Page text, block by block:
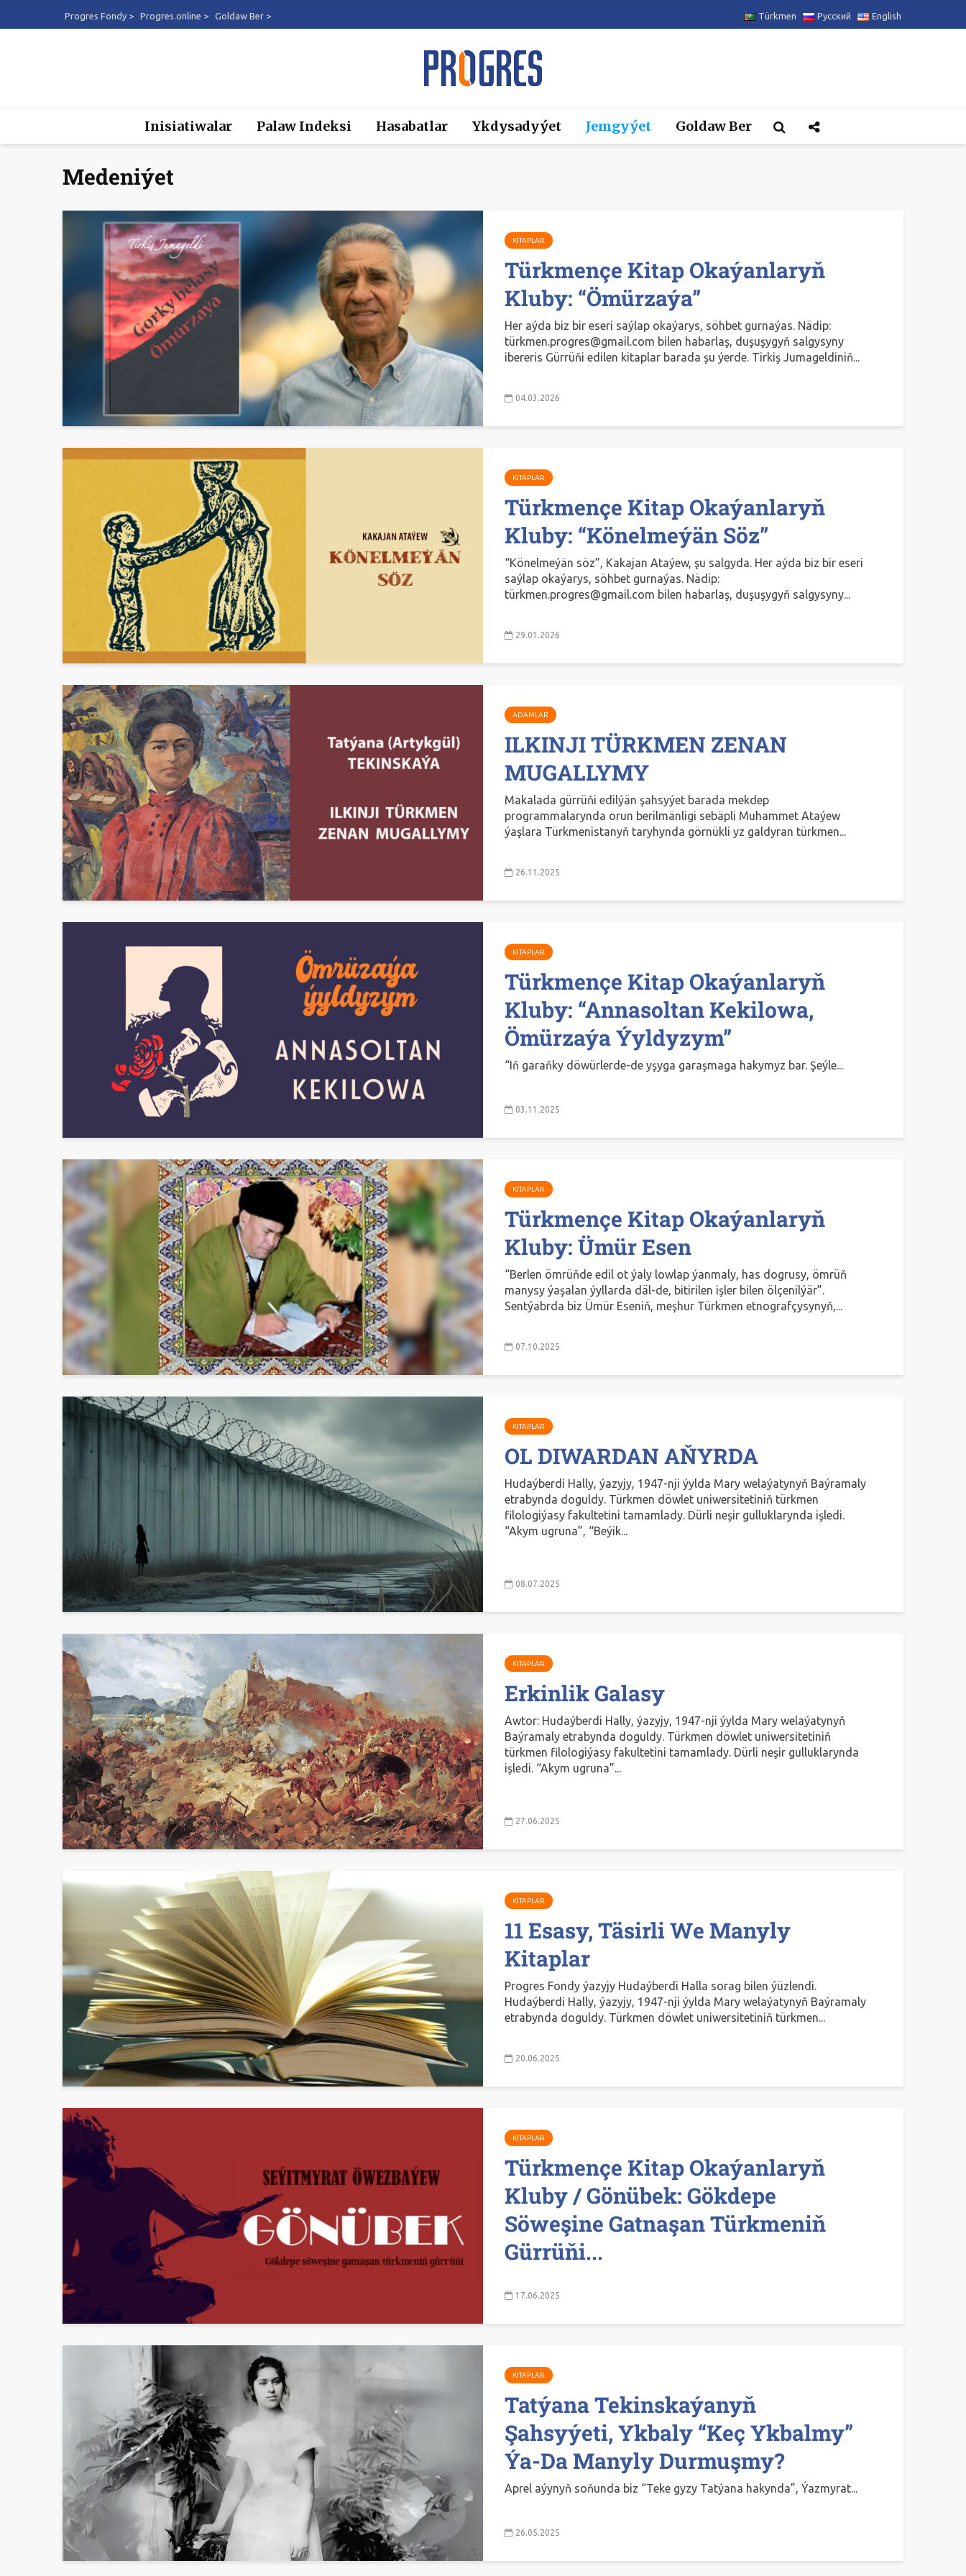
Progres Fondy > Progres.online > Goldaw Ber > Türkmen Русский English
Inisiatiwalar Palaw Indeksi Hasabatlar Ykdysadyýet Jemgyýet Goldaw Ber
Medeniýet
KITAPLAR
Türkmençe Kitap Okaýanlaryň
Kluby: “Ömürzaýa”
Her aýda biz bir eseri saýlap okaýarys, söhbet gurnaýas. Nädip:
türkmen.progres@gmail.com bilen habarlaş, duşuşygyň salgysyny
ibereris Gürrüňi edilen kitaplar barada şu ýerde. Tirkiş Jumageldiniň...
04.03.2026
KITAPLAR
Türkmençe Kitap Okaýanlaryň
Kluby: “Könelmeýän Söz”
“Könelmeýän söz”, Kakajan Ataýew, şu salgyda. Her aýda biz bir eseri
saýlap okaýarys, söhbet gurnaýas. Nädip:
türkmen.progres@gmail.com bilen habarlaş, duşuşygyň salgysyny...
29.01.2026
ADAMLAR
ILKINJI TÜRKMEN ZENAN
MUGALLYMY
Makalada gürrüňi edilýän şahsyýet barada mekdep
programmalarynda orun berilmänligi sebäpli Muhammet Ataýew
ýaşlara Türkmenistanyň taryhynda görnükli yz galdyran türkmen...
26.11.2025
KITAPLAR
Türkmençe Kitap Okaýanlaryň
Kluby: “Annasoltan Kekilowa,
Ömürzaýa Ýyldyzym”
“Iň garaňky döwürlerde-de yşyga garaşmaga hakymyz bar. Şeýle...
03.11.2025
KITAPLAR
Türkmençe Kitap Okaýanlaryň
Kluby: Ümür Esen
“Berlen ömrüňde edil ot ýaly lowlap ýanmaly, has dogrusy, ömrüň
manysy ýaşalan ýyllarda däl-de, bitirilen işler bilen ölçenilýär”.
Sentýabrda biz Ümür Eseniň, meşhur Türkmen etnografçysynyň,...
07.10.2025
KITAPLAR
OL DIWARDAN AŇYRDA
Hudaýberdi Hally, ýazyjy, 1947-nji ýylda Mary welaýatynyň Baýramaly
etrabynda doguldy. Türkmen döwlet uniwersitetiniň türkmen
filologiýasy fakultetini tamamlady. Dürli neşir gulluklarynda işledi.
“Akym ugruna”, “Beýik...
08.07.2025
KITAPLAR
Erkinlik Galasy
Awtor: Hudaýberdi Hally, ýazyjy, 1947-nji ýylda Mary welaýatynyň
Baýramaly etrabynda doguldy. Türkmen döwlet uniwersitetiniň
türkmen filologiýasy fakultetini tamamlady. Dürli neşir gulluklarynda
işledi. “Akym ugruna”...
27.06.2025
KITAPLAR
11 Esasy, Täsirli We Manyly
Kitaplar
Progres Fondy ýazyjy Hudaýberdi Halla sorag bilen ýüzlendi.
Hudaýberdi Hally, ýazyjy, 1947-nji ýylda Mary welaýatynyň Baýramaly
etrabynda doguldy. Türkmen döwlet uniwersitetiniň türkmen...
20.06.2025
KITAPLAR
Türkmençe Kitap Okaýanlaryň
Kluby / Gönübek: Gökdepe
Söweşine Gatnaşan Türkmeniň
Gürrüňi...
17.06.2025
KITAPLAR
Tatýana Tekinskaýanyň
Şahsyýeti, Ykbaly “keç Ykbalmy”
Ýa-Da Manyly Durmuşmy?
Aprel aýynyň soňunda biz “Teke gyzy Tatýana hakynda”, Ýazmyrat...
26.05.2025